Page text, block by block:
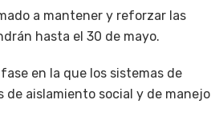
a mantener y reforzar las
hasta el 30 de mayo.
en la que los sistemas de
aislamiento social y de manejo